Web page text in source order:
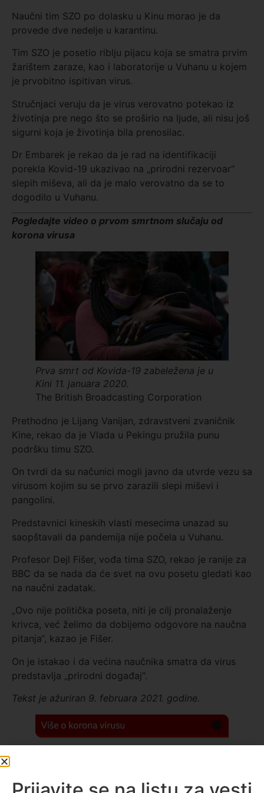
Naučni tim SZO po dolasku u Kinu morao je da
provede dve nedelje u karantinu.
Tim SZO je posetio riblju pijacu koja se smatra prvim
žarištem zaraze, kao i laboratorije u Vuhanu u kojem
je prvobitno ispitivan virus.
Stručnjaci veruju da je virus verovatno potekao iz
životinja pre nego što se proširio na ljude, ali nisu još
sigurni koja je životinja bila prenosilac.
Dr Embarek je rekao da je rad na identifikaciji
porekla Kovid-19 ukazivao na „prirodni rezervoar“
slepih miševa, ali da je malo verovatno da se to
dogodilo u Vuhanu.
Pogledajte video o prvom smrtnom slučaju od
korona virusa
Prva smrt od Kovida-19 zabeležena je u
Kini 11. januara 2020.
The British Broadcasting Corporation
Prethodno je Lijang Vanijan, zdravstveni zvaničnik
Kine, rekao da je Vlada u Pekingu pružila punu
podršku timu SZO.
On tvrdi da su načunici mogli javno da utvrde vezu sa
virusom kojim su se prvo zarazili slepi miševi i
pangolini.
Predstavnici kineskih vlasti mesecima unazad su
saopštavali da pandemija nije počela u Vuhanu.
Profesor Dejl Fišer, vođa tima SZO, rekao je ranije za
BBC da se nada da će svet na ovu posetu gledati kao
na naučni zadatak.
„Ovo nije politička poseta, niti je cilj pronalaženje
krivca, već želimo da dobijemo odgovore na naučna
pitanja“, kazao je Fišer.
On je istakao i da većina naučnika smatra da virus
predstavlja „prirodni događaj“.
Tekst je ažuriran 9. februara 2021. godine.
ŠTA SU SIMPTOMI?
Kratak vodič